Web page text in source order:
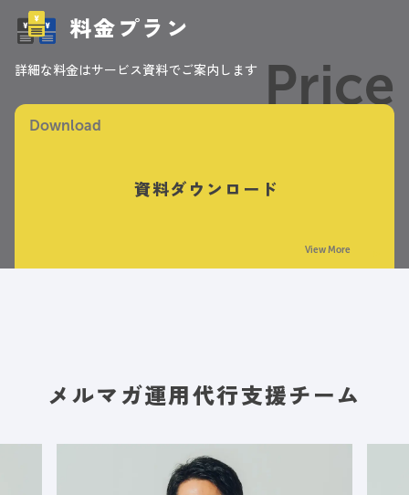
料金プラン
詳細な料金はサービス資料でご案内します
Download
資料ダウンロード
View More
Price
メルマガ運用代行支援チーム